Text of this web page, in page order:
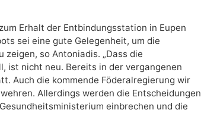
Erhalt der Entbindungsstation in Eupen
sei eine gute Gelegenheit, um die
so Antoniadis. „Dass die
ist nicht neu. Bereits in der vergangenen
Auch die kommende Föderalregierung wir
Allerdings werden die Entscheidungen
einbrechen und die